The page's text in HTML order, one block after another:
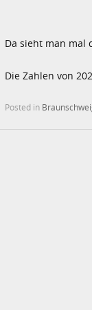
Da sieht man mal
Die Zahlen von
Posted in